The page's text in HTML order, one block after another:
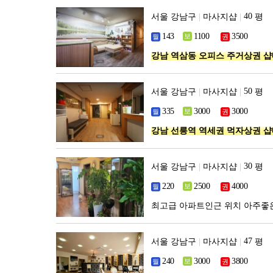
서울 강남구 마사지샵 평
강남 역삼동 오피스 주거상권
서울 강남구 마사지샵 평
강남 선릉역 역세권 먹자상권
서울 강남구 마사지샵 평
최고급 아파트인근 위치 아주좋
서울 강남구 마사지샵 평